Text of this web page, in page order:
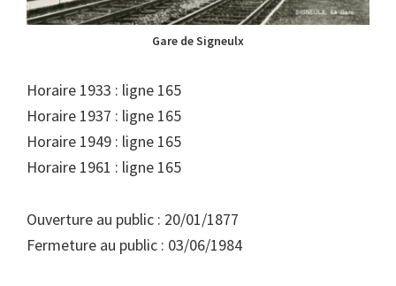
Gare de Signeulx
Horaire 1933 : ligne 165
Horaire 1937 : ligne 165
Horaire 1949 : ligne 165
Horaire 1961 : ligne 165
Ouverture au public : 20/01/1877
Fermeture au public : 03/06/1984